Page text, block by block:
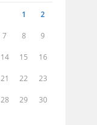
1 2
7 8 9
14 15 16
21 22 23
28 29 30